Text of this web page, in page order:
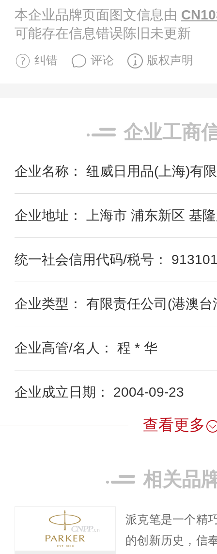
本企业品牌页面图文信息由
可能存在信息错误陈旧未更新
纠错 评论 版权声明
企业工商
企业名称： 纽威日用品(上海)有
企业地址： 上海市 浦东新区 基
统一社会信用代码/税号：
企业类型： 有限责任公司(港澳台
企业高管/名人： 程 * 华
企业成立日期： 2004-09-23
查看更多
相关品
派克笔是一个精
的创新历史，信